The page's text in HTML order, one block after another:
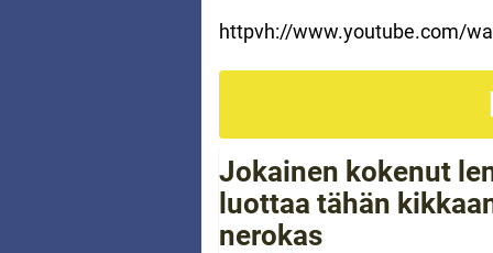
httpvh://www.youtube.com/
Jokainen kokenut
luottaa tähän
nerokas